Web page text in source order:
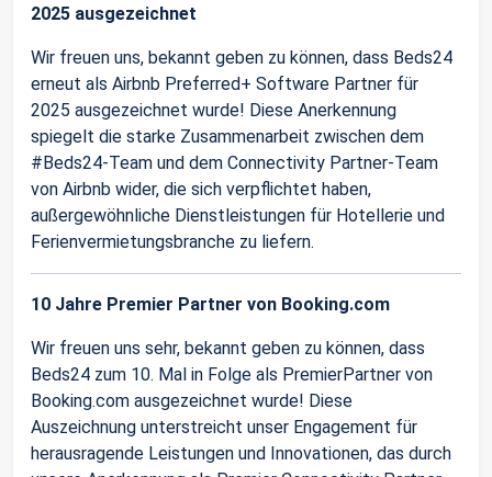
2025 ausgezeichnet
Wir freuen uns, bekannt geben zu können, dass Beds24
erneut als Airbnb Preferred+ Software Partner für
2025 ausgezeichnet wurde! Diese Anerkennung
spiegelt die starke Zusammenarbeit zwischen dem
#Beds24-Team und dem Connectivity Partner-Team
von Airbnb wider, die sich verpflichtet haben,
außergewöhnliche Dienstleistungen für Hotellerie und
Ferienvermietungsbranche zu liefern.
10 Jahre Premier Partner von Booking.com
Wir freuen uns sehr, bekannt geben zu können, dass
Beds24 zum 10. Mal in Folge als PremierPartner von
Booking.com ausgezeichnet wurde! Diese
Auszeichnung unterstreicht unser Engagement für
herausragende Leistungen und Innovationen, das durch